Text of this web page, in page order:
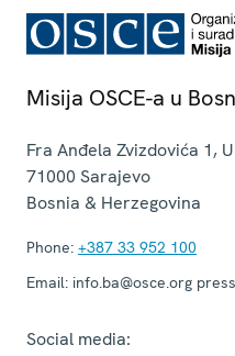
Misija OSCE-a u
Fra Anđela Zvizdovića 1,
71000 Sarajevo
Bosnia & Herzegovina
Phone: +387 33 952 100
Email: info.ba@osce.org
Social media: